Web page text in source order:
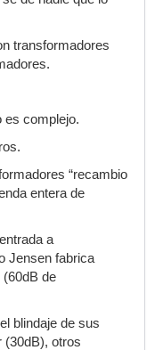
transformadores
es complejo.
“recambio
entera de
a
Jensen fabrica
(60dB de
blindaje de sus
(30dB), otros